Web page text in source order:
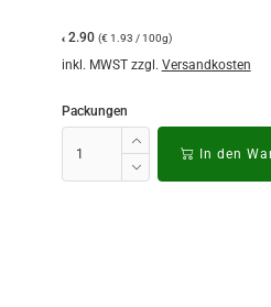
€ 2.90 (€ 1.93 / 100g)
inkl. MWST zzgl. Versandkosten
Packungen
In den